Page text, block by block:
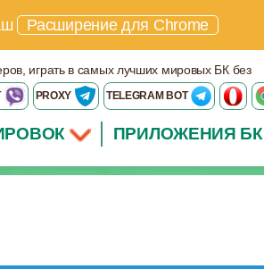
Расширение для Chrome
играть в самых лучших мировых БК без
TELEGRAM BOT
PROXY
ПРИЛОЖЕНИЯ БК